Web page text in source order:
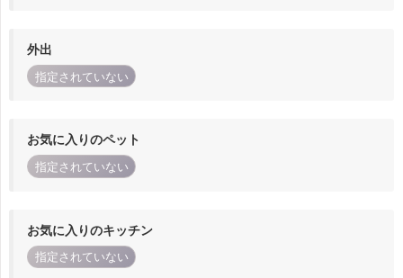
外出
指定されていない
お気に入りのペット
指定されていない
お気に入りのキッチン
指定されていない